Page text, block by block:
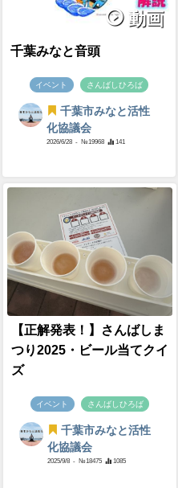
動画
千葉みなと音頭
イベント さんばしひろば
千葉市みなと活性
化協議会
2026/6/28 - №19968 141
【正解発表！】さんばしま
つり2025・ビール当てクイ
ズ
イベント さんばしひろば
千葉市みなと活性
化協議会
2025/9/8 - №18475 1085